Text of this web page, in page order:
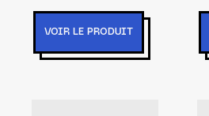
VOIR LE PRODUIT